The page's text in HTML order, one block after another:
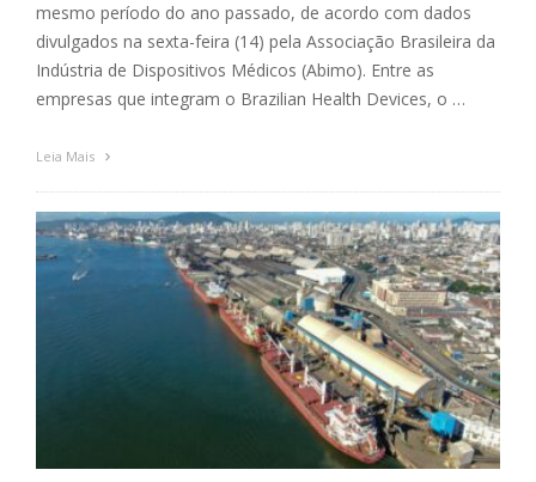
mesmo período do ano passado, de acordo com dados
divulgados na sexta-feira (14) pela Associação Brasileira da
Indústria de Dispositivos Médicos (Abimo). Entre as
empresas que integram o Brazilian Health Devices, o …
Leia Mais